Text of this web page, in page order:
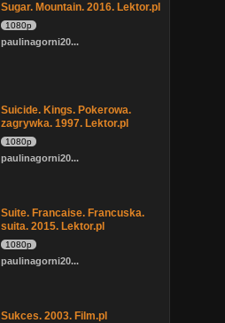
Sugar. Mountain. 2016. Lektor.pl
1080p
paulinagorni20...
Suicide. Kings. Pokerowa.
zagrywka. 1997. Lektor.pl
1080p
paulinagorni20...
Suite. Francaise. Francuska.
suita. 2015. Lektor.pl
1080p
paulinagorni20...
Sukces. 2003. Film.pl